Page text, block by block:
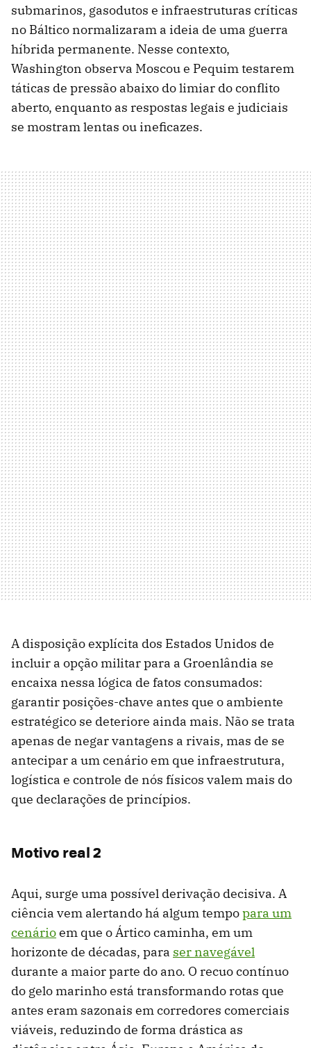
submarinos, gasodutos e infraestruturas críticas
no Báltico normalizaram a ideia de uma guerra
híbrida permanente. Nesse contexto,
Washington observa Moscou e Pequim testarem
táticas de pressão abaixo do limiar do conflito
aberto, enquanto as respostas legais e judiciais
se mostram lentas ou ineficazes.
A disposição explícita dos Estados Unidos de
incluir a opção militar para a Groenlândia se
encaixa nessa lógica de fatos consumados:
garantir posições-chave antes que o ambiente
estratégico se deteriore ainda mais. Não se trata
apenas de negar vantagens a rivais, mas de se
antecipar a um cenário em que infraestrutura,
logística e controle de nós físicos valem mais do
que declarações de princípios.
Motivo real 2
Aqui, surge uma possível derivação decisiva. A
ciência vem alertando há algum tempopara um
cenárioem que o Ártico caminha, em um
horizonte de décadas, para ser navegável
durante a maior parte do ano. O recuo contínuo
do gelo marinho está transformando rotas que
antes eram sazonais em corredores comerciais
viáveis, reduzindo de forma drástica as